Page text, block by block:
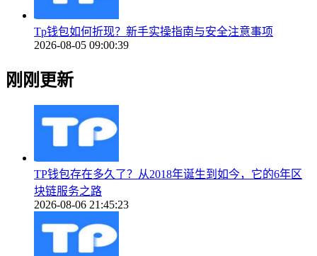
Tp钱包如何折现？新手实操指南与安全注意事项
2026-08-05 09:00:39
刚刚更新
TP钱包存在多久了？从2018年诞生到如今，它的6年区
块链服务之路
2026-08-06 21:45:23